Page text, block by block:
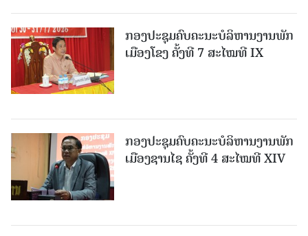
ກອງປະຊຸມຄົບຄະນະບໍລິຫານງານພັກ
ເມືອງໂຂງ ຄັ້ງທີ 7 ສະໄໝທີ IX
ກອງປະຊຸມຄົບຄະນະບໍລິຫານງານພັກ
ເມືອງຊານ​ໄຊ ຄັ້ງທີ 4 ສະໄໝທີ XIV